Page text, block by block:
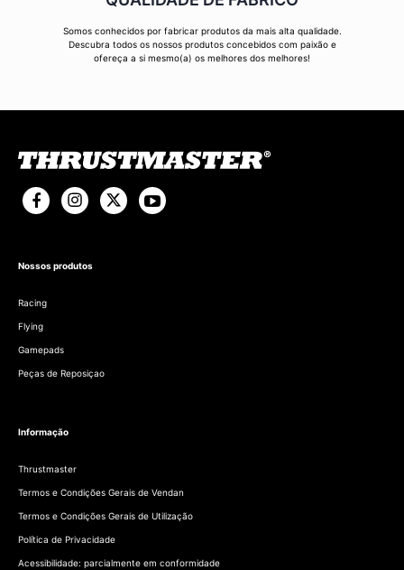
Somos conhecidos por fabricar produtos da mais alta qualidade.
Descubra todos os nossos produtos concebidos com paixão e
ofereça a si mesmo(a) os melhores dos melhores!
Nossos produtos
Racing
Flying
Gamepads
Peças de Reposiçao
Informação
Thrustmaster
Termos e Condições Gerais de Vendan
Termos e Condições Gerais de Utilização
Política de Privacidade
Acessibilidade: parcialmente em conformidade